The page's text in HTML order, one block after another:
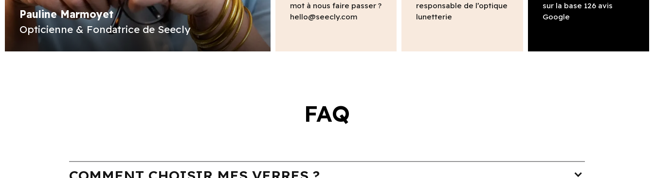
Pauline Marmoyet
Opticienne & Fondatrice de Seecly
mot à nous faire passer ?
hello@seecly.com
responsable de l’optique
lunetterie
sur la base 126 avis
Google
FAQ